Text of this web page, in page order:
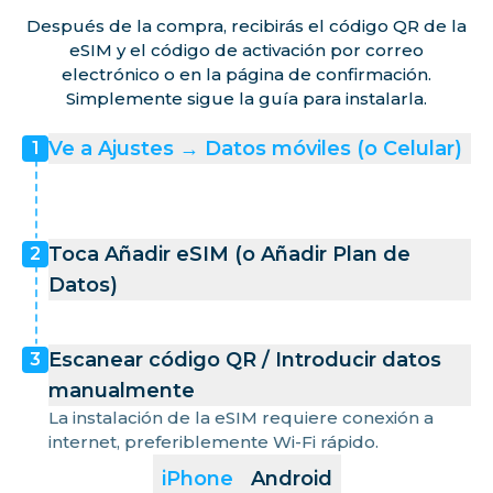
Después de la compra, recibirás el código QR de la
eSIM y el código de activación por correo
electrónico o en la página de confirmación.
Simplemente sigue la guía para instalarla.
iPhone Android
1 Ve a Ajustes → Datos móviles (o Celular)
2 Toca Añadir eSIM (o Añadir Plan de
Datos)
3 Escanear código QR / Introducir datos
manualmente
La instalación de la eSIM requiere conexión a
internet, preferiblemente Wi-Fi rápido.